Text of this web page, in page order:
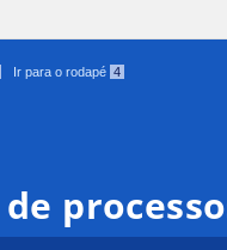
Ir para o rodapé 4